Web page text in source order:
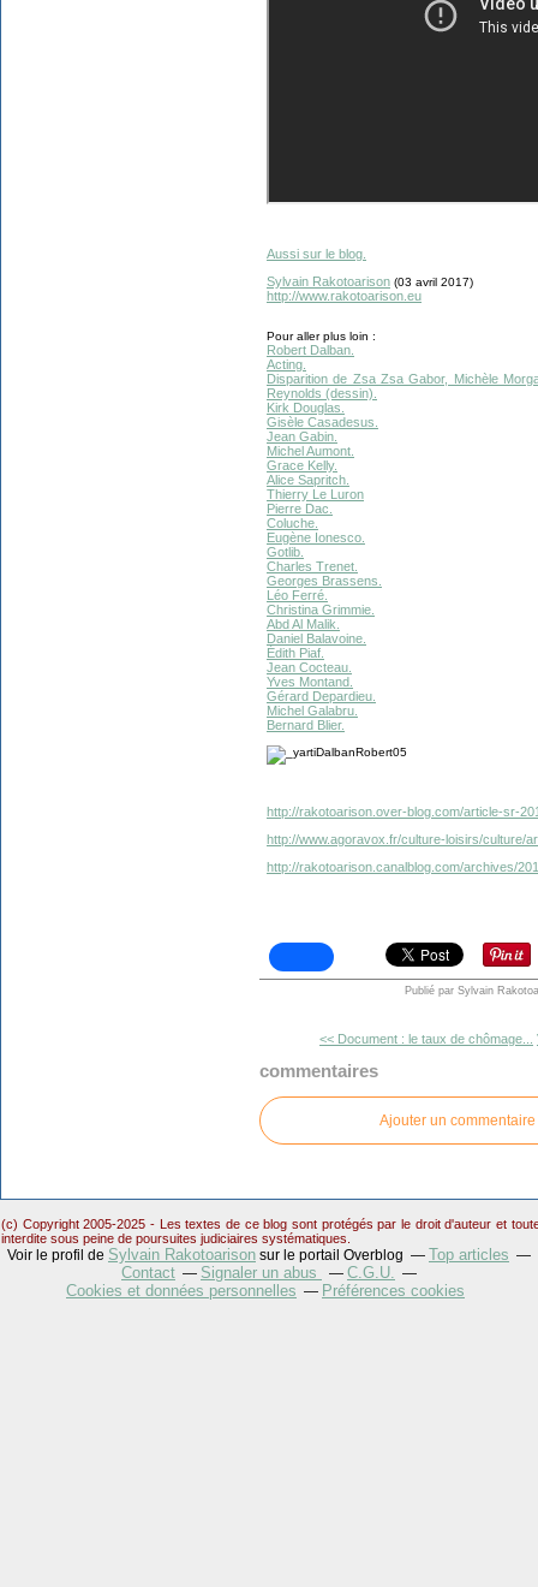
Aussi sur le blog.
Sylvain Rakotoarison (03 avril 2017)
http://www.rakotoarison.eu
Pour aller plus loin :
Robert Dalban.
Acting.
Disparition de Zsa Zsa Gabor, Michèle
Reynolds (dessin).
Kirk Douglas.
Gisèle Casadesus.
Jean Gabin.
Michel Aumont.
Grace Kelly.
Alice Sapritch.
Thierry Le Luron
Pierre Dac.
Coluche.
Eugène Ionesco.
Gotlib.
Charles Trenet.
Georges Brassens.
Léo Ferré.
Christina Grimmie.
Abd Al Malik.
Daniel Balavoine.
Édith Piaf.
Jean Cocteau.
Yves Montand.
Gérard Depardieu.
Michel Galabru.
Bernard Blier.
http://rakotoarison.over-blog.com/article-sr-
http://www.agoravox.fr/culture-loisirs/culture/
http://rakotoarison.canalblog.com/archives/
Publié par Sylvain
<< Document : le taux de chômage...
commentaires
Ajouter un commentaire
(c) Copyright 2005-2025 - Les textes de ce blog sont protégés par le droit d'auteur et
interdite sous peine de poursuites judiciaires systématiques.
Voir le profil de Sylvain Rakotoarison sur le portail Overblog
Top articles
Contact
Signaler un abus
C.G.U.
Cookies et données personnelles
Préférences cookies